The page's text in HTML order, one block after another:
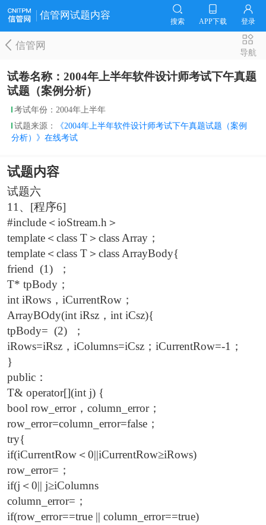
信管网试题内容
搜索 APP下载 登录
信管网
导航
试卷名称：2004年上半年软件设计师考试下午真题
试题（案例分析）
考试年份：2004年上半年
试题来源：
《2004年上半年软件设计师考试下午真题试题（案例
分析）》在线考试
试题内容
试题六
11、[程序6]
#include＜ioStream.h＞
template＜class T＞class Array；
template＜class T＞class ArrayBody{
friend (1) ；
T* tpBody；
int iRows，iCurrentRow；
ArrayBOdy(int iRsz，int iCsz){
tpBody= (2) ；
iRows=iRsz，iColumns=iCsz；iCurrentRow=-1；
}
public：
T& operator[](int j) {
bool row_error，column_error；
row_error=column_error=false；
try{
if(iCurrentRow＜0||iCurrentRow≥iRows)
row_error=；
if(j＜0|| j≥iColumns
column_error=；
if(row_error==true || column_error==true)